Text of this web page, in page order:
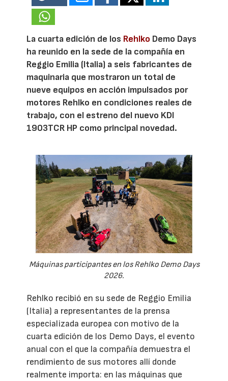
La cuarta edición de los Rehlko Demo Days
ha reunido en la sede de la compañía en
Reggio Emilia (Italia) a seis fabricantes de
maquinaria que mostraron un total de
nueve equipos en acción impulsados por
motores Rehlko en condiciones reales de
trabajo, con el estreno del nuevo KDI
1903TCR HP como principal novedad.
Máquinas participantes en los Rehlko Demo Days
2026.
Rehlko recibió en su sede de Reggio Emilia
(Italia) a representantes de la prensa
especializada europea con motivo de la
cuarta edición de los Demo Days, el evento
anual con el que la compañía demuestra el
rendimiento de sus motores allí donde
realmente importa: en las máquinas que